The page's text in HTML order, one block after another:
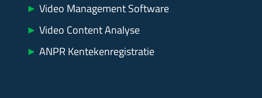
► Video Management Software
► Video Content Analyse
► ANPR Kentekenregistratie